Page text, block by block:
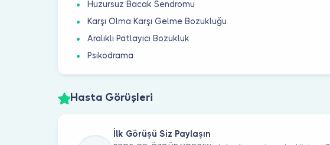
Huzursuz Bacak Sendromu
Karşı Olma Karşı Gelme Bozukluğu
Aralıklı Patlayıcı Bozukluk
Psikodrama
Hasta Görüşleri
İlk Görüşü Siz Paylaşın